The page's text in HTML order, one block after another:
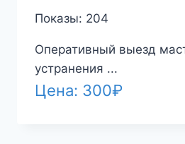
Показы: 204
Оперативный выезд
устранения ...
Цена: 300₽